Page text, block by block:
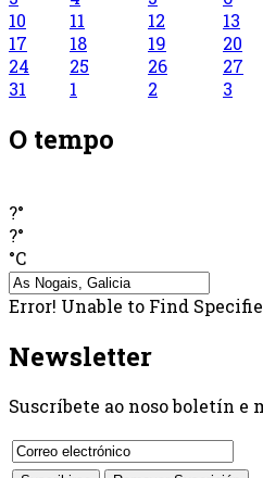
10
11 12 13
17
18 19 20
24
25 26 27
31
1 2 3
O tempo
?°
?°
°C
Error! Unable to Find
Newsletter
Suscríbete ao noso boletín e